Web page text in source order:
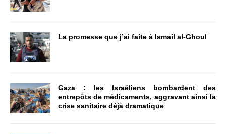
La promesse que j’ai faite à Ismail al-Ghoul
Gaza : les Israéliens bombardent des
entrepôts de médicaments, aggravant ainsi la
crise sanitaire déjà dramatique